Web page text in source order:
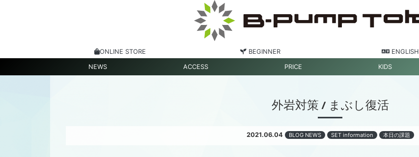
ONLINE STORE BEGINNER ENGLISH
NEWS ACCESS PRICE KIDS
外岩対策 / まぶし復活
2021.06.04 BLOG NEWS SET information 本日の課題